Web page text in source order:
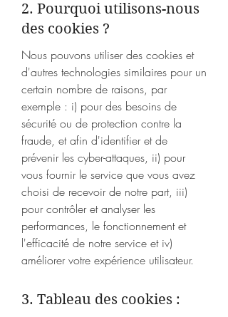
2. Pourquoi utilisons-nous
des cookies ?
Nous pouvons utiliser des cookies et
d'autres technologies similaires pour un
certain nombre de raisons, par
exemple : i) pour des besoins de
sécurité ou de protection contre la
fraude, et afin d'identifier et de
prévenir les cyber-attaques, ii) pour
vous fournir le service que vous avez
choisi de recevoir de notre part, iii)
pour contrôler et analyser les
performances, le fonctionnement et
l'efficacité de notre service et iv)
améliorer votre expérience utilisateur.
3. Tableau des cookies :